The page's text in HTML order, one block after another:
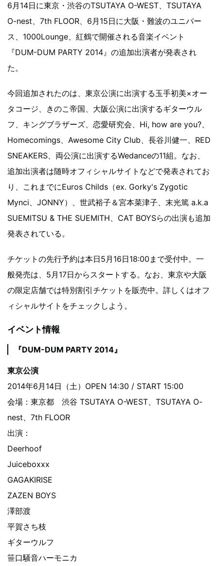
6月14日に東京・渋谷のTSUTAYA O-WEST、TSUTAYA
O-nest、7th FLOOR、6月15日に大阪・難波のユニバー
ス、1000Lounge、紅鶴で開催される音楽イベント
『DUM-DUM PARTY 2014』の追加出演者が発表され
た。
今回追加されたのは、東京公演に出演する玉手初美×オー
タコージ、きのこ帝国、大阪公演に出演するギターウル
フ、キングブラザーズ、恋愛研究会、Hi, how are you?、
Homecomings、Awesome City Club、長谷川健一、RED
SNEAKERS、両公演に出演するWedanceの11組。なお、
追加出演者は随時オフィシャルサイトなどで発表されてお
り、これまでにEuros Childs（ex. Gorky's Zygotic
Mynci、JONNY）、世武裕子＆宮本菜津子、末光篤 a.k.a
SUEMITSU & THE SUEMITH、CAT BOYSらの出演も追加
発表されている。
チケットの先行予約は本日5月16日18:00まで受付中。一
般発売は、5月17日からスタートする。なお、東京や大阪
の限定店舗では特別割引チケットを販売中。詳しくはオフ
ィシャルサイトをチェックしよう。
イベント情報
『DUM-DUM PARTY 2014』
東京公演
2014年6月14日（土）OPEN 14:30 / START 15:00
会場：東京都 渋谷 TSUTAYA O-WEST、TSUTAYA O-
nest、7th FLOOR
出演：
Deerhoof
Juiceboxxx
GAGAKIRISE
ZAZEN BOYS
澤部渡
平賀さち枝
ギターウルフ
笹口騒音ハーモニカ